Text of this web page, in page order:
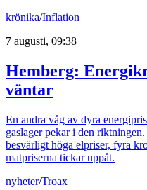
krönika/Inflation
7 augusti, 09:38
Hemberg:
väntar
En andra våg av dyra
gaslager pekar i den
besvärligt höga elpriser, fyra
matpriserna tickar uppåt.
nyheter/Troax